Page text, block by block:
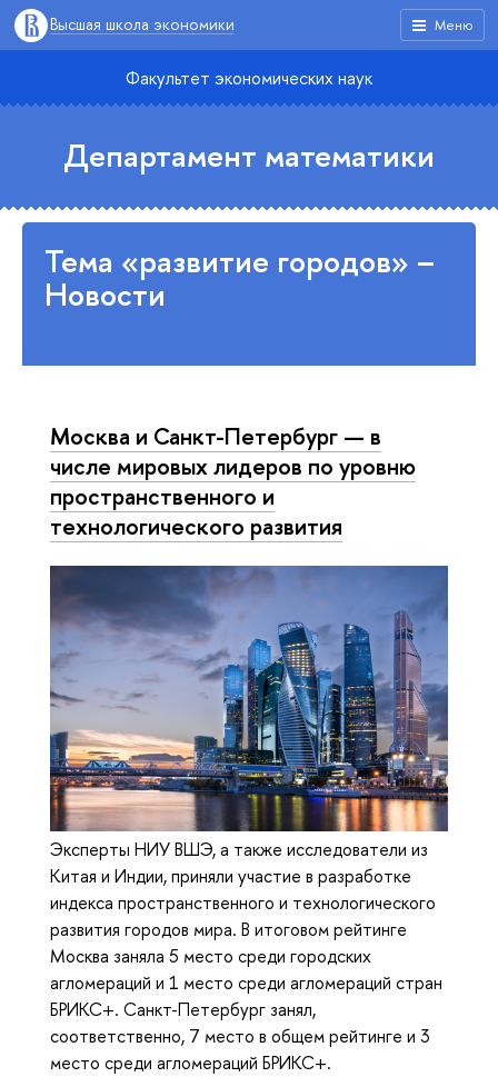
Меню
Высшая школа экономики
Факультет экономических наук
Департамент математики
Тема «развитие городов» –
Новости
Москва и Санкт-Петербург — в
числе мировых лидеров по уровню
пространственного и
технологического развития
Эксперты НИУ ВШЭ, а также исследователи из
Китая и Индии, приняли участие в разработке
индекса пространственного и технологического
развития городов мира. В итоговом рейтинге
Москва заняла 5 место среди городских
агломераций и 1 место среди агломераций стран
БРИКС+. Санкт-Петербург занял,
соответственно, 7 место в общем рейтинге и 3
место среди агломераций БРИКС+.